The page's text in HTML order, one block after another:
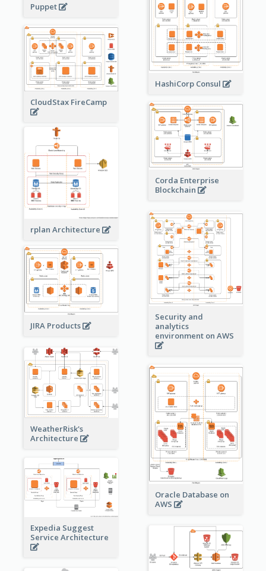
Puppet
HashiCorp Consul
CloudStax FireCamp
Corda Enterprise
Blockchain
rplan Architecture
Security and
analytics
environment on AWS
JIRA Products
WeatherRisk's
Architecture
Oracle Database on
AWS
Expedia Suggest
Service Architecture